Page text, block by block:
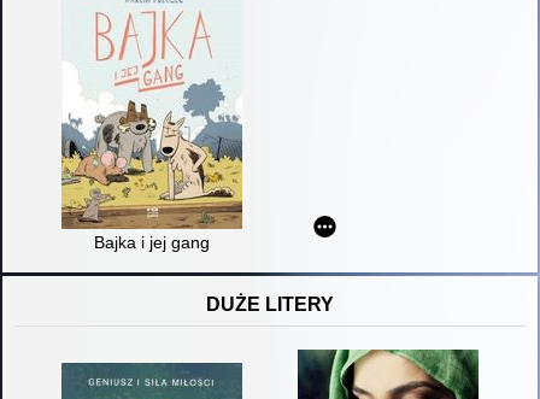
Bajka i jej gang
DUŻE LITERY